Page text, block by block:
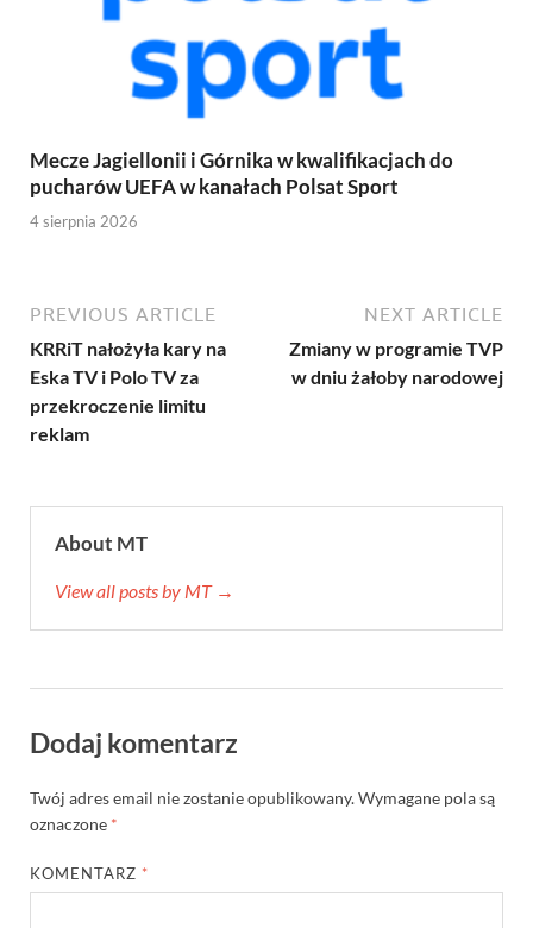
Mecze Jagiellonii i Górnika w kwalifikacjach do
pucharów UEFA w kanałach Polsat Sport
4 sierpnia 2026
PREVIOUS ARTICLE
KRRiT nałożyła kary na
Eska TV i Polo TV za
przekroczenie limitu
reklam
NEXT ARTICLE
Zmiany w programie TVP
w dniu żałoby narodowej
About MT
View all posts by MT →
Dodaj komentarz
Twój adres email nie zostanie opublikowany.Wymagane pola są
oznaczone *
KOMENTARZ *